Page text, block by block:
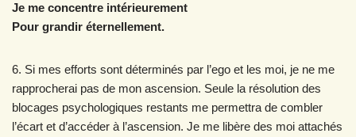
Je me concentre intérieurement
Pour grandir éternellement.
6. Si mes efforts sont déterminés par l’ego et les moi, je ne me
rapprocherai pas de mon ascension. Seule la résolution des
blocages psychologiques restants me permettra de combler
l’écart et d’accéder à l’ascension. Je me libère des moi attachés